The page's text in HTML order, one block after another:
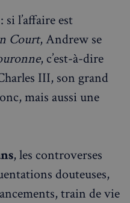
: si l’affaire est
Court, Andrew se
, c’est-à-dire
III, son grand
mais aussi une
, les controverses
douteuses,
train de vie